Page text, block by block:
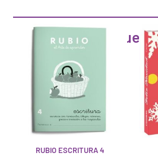
Artículos que
RUBIO ESCRITURA 4